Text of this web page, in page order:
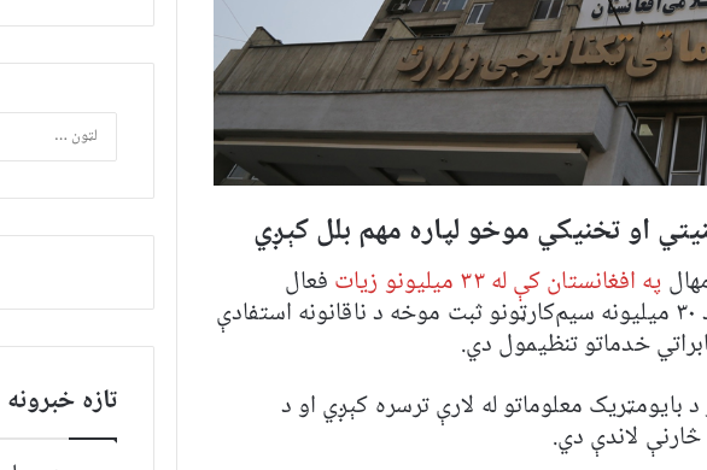
په افغانستان کې له ۳۳ میلیونو زیات فعال
سیم‌کارټونه کارول کېږي. چارواکي وایي، د ۳۰ میلیونه سیم‌کارټونو ثبت موخه د ناقانونه استفادې
خدماتو تنظیمول دي.
بایومټریک معلوماتو له لارې ترسره کېږي او د
لاندې دي.
تازه خبرونه